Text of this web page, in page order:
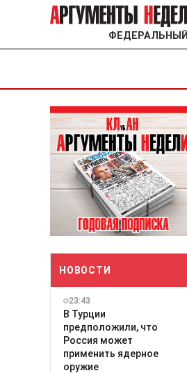
ФЕДЕРАЛЬНЫЙ
НОВОСТИ
23:43
В Турции
предположили, что
Россия может
применить ядерное
оружие